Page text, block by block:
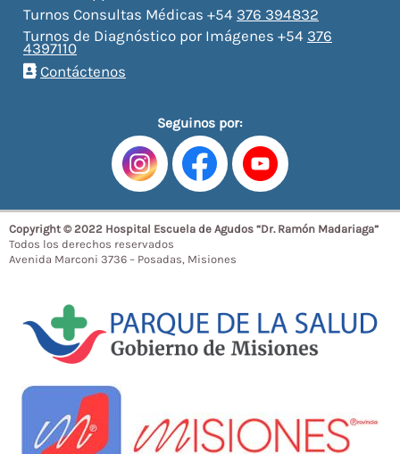
Turnos Consultas Médicas +54 376 394832
Turnos de Diagnóstico por Imágenes +54 376
4397110
Contáctenos
Seguinos por:
Copyright © 2022 Hospital Escuela de Agudos “Dr. Ramón Madariaga”
Todos los derechos reservados
Avenida Marconi 3736 – Posadas, Misiones